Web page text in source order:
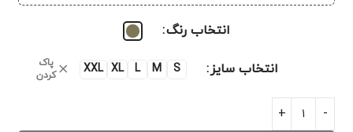
انتخاب رنگ
انتخاب سایز S
M
L
XL
XXL
پاک
کردن